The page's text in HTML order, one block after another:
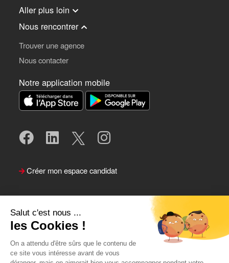
Salut c'est nous ...
les Cookies !
On a attendu d'être sûrs que le contenu de
ce site vous intéresse avant de vous
Aller plus loin
Nous rencontrer
Trouver une agence
Nous contacter
Notre application mobile
Créer mon espace candidat